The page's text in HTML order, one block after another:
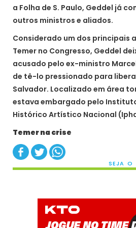
a Folha de S. Paulo, Geddel já
outros ministros e aliados.
Considerado um dos principais
Temer no Congresso, Geddel
acusado pelo ex-ministro
de tê-lo pressionado para
Salvador. Localizado em área
estava embargado pelo
Histórico Artístico Nacional
Temer na crise
SEJA O